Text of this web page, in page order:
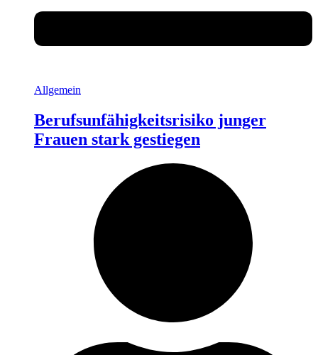
Allgemein
Berufsunfähigkeitsrisiko junger
Frauen stark gestiegen